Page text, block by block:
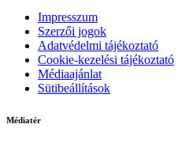
Impresszum
Szerzői jogok
Adatvédelmi tájékoztató
Cookie-kezelési tájékoztató
Médiaajánlat
Sütibeállítások
Médiatér